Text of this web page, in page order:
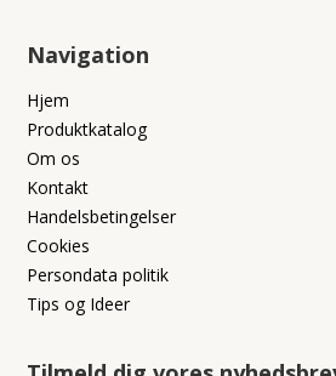
Navigation
Hjem
Produktkatalog
Om os
Kontakt
Handelsbetingelser
Cookies
Persondata politik
Tips og Ideer